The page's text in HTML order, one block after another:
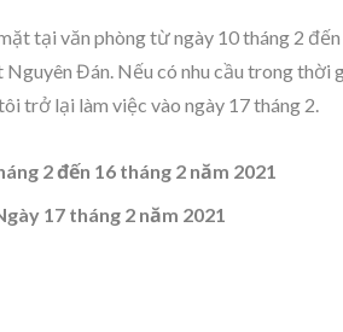
tại văn phòng từ ngày 10 tháng 2
Đán. Nếu có nhu cầu trong thời
trở lại làm việc vào ngày 17 tháng 2.
2 đến 16 tháng 2 năm 2021
17 tháng 2 năm 2021
Lưu Trữ Thùng